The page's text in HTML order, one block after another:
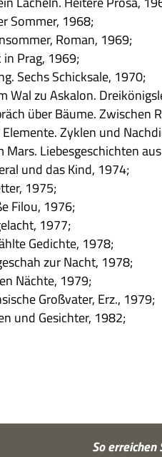
Som­mer, 1968;
Roman, 1969;
in Prag, 1969;
Sechs Schick­sale, 1970;
Wal zu Askalon.
über Bäume. Zwi­schen
Ele­mente. Zyklen und
Mars. Lie­bes­ge­schich­ten
und das Kind, 1974;
1975;
Filou, 1976;
1977;
Gedichte, 1978;
zur Nacht, 1978;
Nächte, 1979;
Groß­va­ter, Erz., 1979;
und Gesich­ter, 1982;
So errei­chen